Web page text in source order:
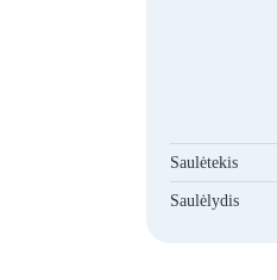
Saulėtekis
Saulėlydis